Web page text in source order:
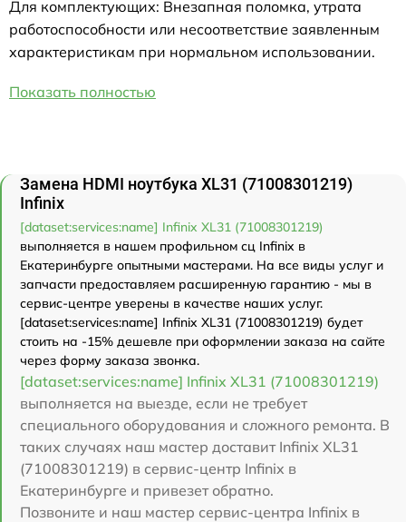
Для комплектующих: Внезапная поломка, утрата
работоспособности или несоответствие заявленным
характеристикам при нормальном использовании.
Показать полностью
Замена HDMI ноутбука XL31 (71008301219)
Infinix
[dataset:services:name] Infinix XL31 (71008301219)
выполняется в нашем профильном сц Infinix в
Екатеринбурге опытными мастерами. На все виды услуг и
запчасти предоставляем расширенную гарантию - мы в
сервис-центре уверены в качестве наших услуг.
[dataset:services:name] Infinix XL31 (71008301219) будет
стоить на -15% дешевле при оформлении заказа на сайте
через форму заказа звонка.
[dataset:services:name] Infinix XL31 (71008301219)
выполняется на выезде, если не требует
специального оборудования и сложного ремонта. В
таких случаях наш мастер доставит Infinix XL31
(71008301219) в сервис-центр Infinix в
Екатеринбурге и привезет обратно.
Позвоните и наш мастер сервис-центра Infinix в